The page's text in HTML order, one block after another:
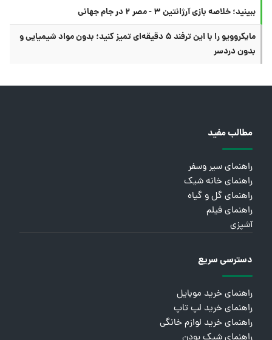
ببینید؛ خلاصه بازی آرژانتین ۳ - مصر ۲ در جام جهانی
مایکروویو را با این ترفند ۵ دقیقه‌ای تمیز کنید؛ بدون مواد شیمیایی و
بدون دردسر
مطالب مفید
راهنمای سیر وسفر
راهنمای خانه شیک
راهنمای گل و گیاه
راهنمای فیلم
آشپزی
دسترسی سریع
راهنمای خرید موبایل
راهنمای خرید لپ تاپ
راهنمای خرید لوازم خانگی